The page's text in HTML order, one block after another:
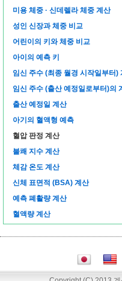
미용 체중 · 신데렐라 체중 계산
성인 신장과 체중 비교
어린이의 키와 체중 비교
아이의 예측 키
임신 주수 (최종 월경 시작일부터)
임신 주수 (출산 예정일로부터)의
출산 예정일 계산
아기의 혈액형 예측
혈압 판정 계산
불쾌 지수 계산
체감 온도 계산
신체 표면적 (BSA) 계산
예측 폐활량 계산
혈액량 계산